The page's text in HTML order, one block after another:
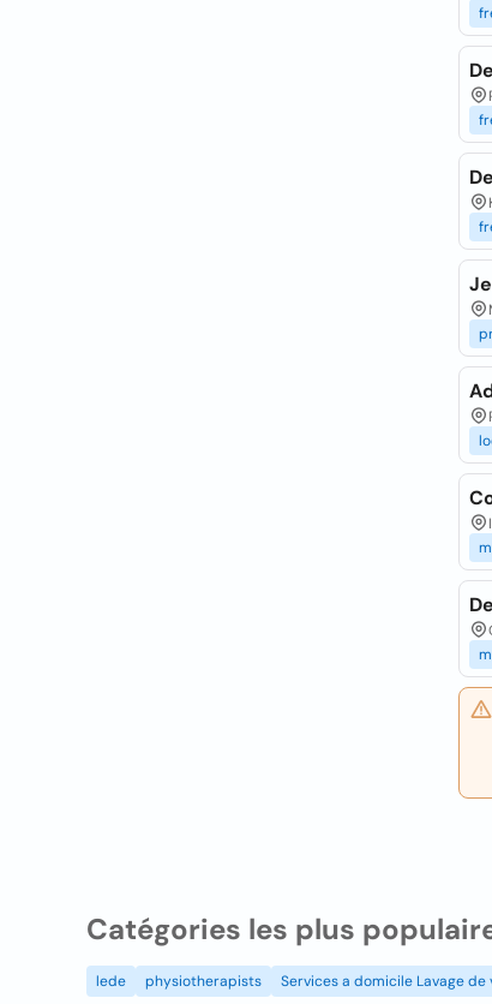
Catégories les plus
lede physiotherapists Services a domicile Lavage de